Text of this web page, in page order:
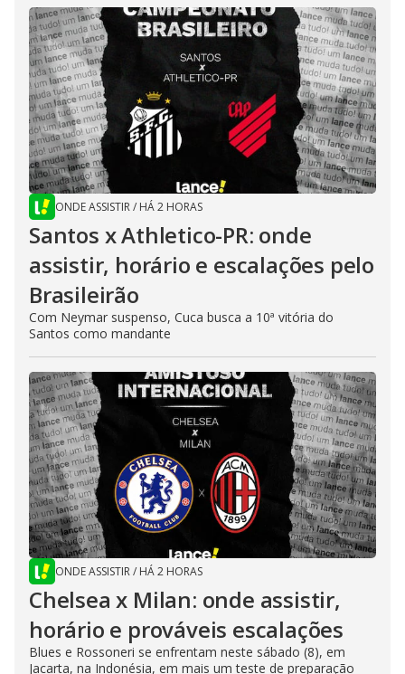
ONDE ASSISTIR/ HÁ 2 HORAS
Santos x Athletico-PR: onde
assistir, horário e escalações pelo
Brasileirão
Com Neymar suspenso, Cuca busca a 10ª vitória do
Santos como mandante
ONDE ASSISTIR/ HÁ 2 HORAS
Chelsea x Milan: onde assistir,
horário e prováveis escalações
Blues e Rossoneri se enfrentam neste sábado (8), em
Jacarta, na Indonésia, em mais um teste de preparação